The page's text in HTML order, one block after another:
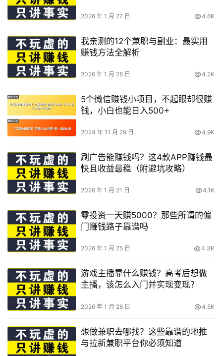
2026 年 1 月 27 日 4.6K
我亲测的12个兼职与副业：最实用
赚钱方法全解析
2026 年 1 月 28 日 4.2K
5个微信赚钱小项目，不起眼却很赚
钱，小白也能日入500+
2024 年 11 月 29 日 4.9K
刷广告能赚钱吗？这4款APP赚钱最
快且收益最稳（附避坑攻略）
2026 年 1 月 21 日 4.1K
零投资一天赚5000？那些所谓的偏
门赚钱路子靠谱吗
2026 年 1 月 25 日 4.3K
游戏主播靠什么赚钱？高考后想做
主播，该怎么入门并实现变现？
2026 年 1 月 26 日 4.5K
想做兼职去哪找？这些靠谱的地推
与拉新兼职平台你必须知道